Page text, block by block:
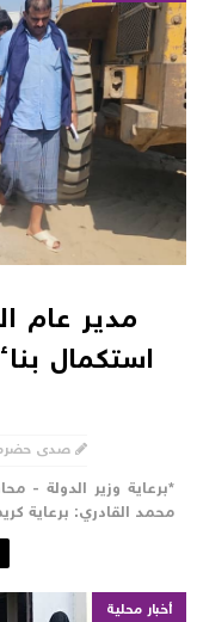
مدير عام
استكمال
صدى
وزير الدولة -
القادري: برعاية
أخبار محلية